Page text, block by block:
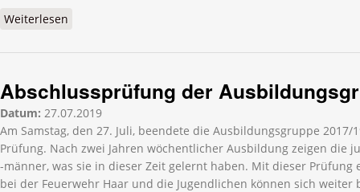
Weiterlesen
Abschlussprüfung der
Datum: 27.07.2019
Am Samstag, den 27. Juli, beendete die Ausbildungsgruppe
Prüfung. Nach zwei Jahren wöchentlicher Ausbildung zeigen die
-männer, was sie in dieser Zeit gelernt haben. Mit dieser
bei der Feuerwehr Haar und die Jugendlichen können sich weiter